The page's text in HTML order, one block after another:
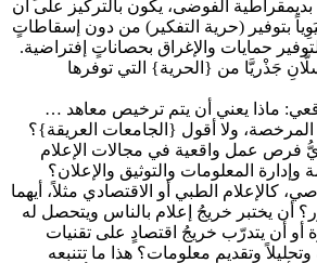
بديمقراطية الفوضى، يكون بالتركيز على أن
بتوفير (حرية التفكير) من دون إسقاطاتٍ
حمايات والإغراق بحصاناتٍ إفتراضية.
جَذْريَّا من {الحرية} التي توفرها
… سؤالٌ مهني أكاديمي واقعي: ماذا يعني أن يتم ترخيص معاهد
ولا أقول {الجامعات العريقة}؟
فرص عمل واقعية في مجالات الإعلام
المعلومات والتوثيق والإعلان؟
كالإعلام الطبي أو الاقتصادي مثلاً، أيهما
أن يختبر خريجُ إعلام بالناس ويتحصل له
أو أن يتدرّب خريجُ اقتصادٍ على تقنيات
وتحليلاً وتقديم معلومات؟ هذا ما تتنبعه